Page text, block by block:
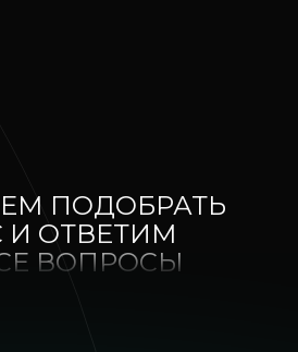
ПОДОБРАТЬ
И ОТВЕТИМ
ВОПРОСЫ